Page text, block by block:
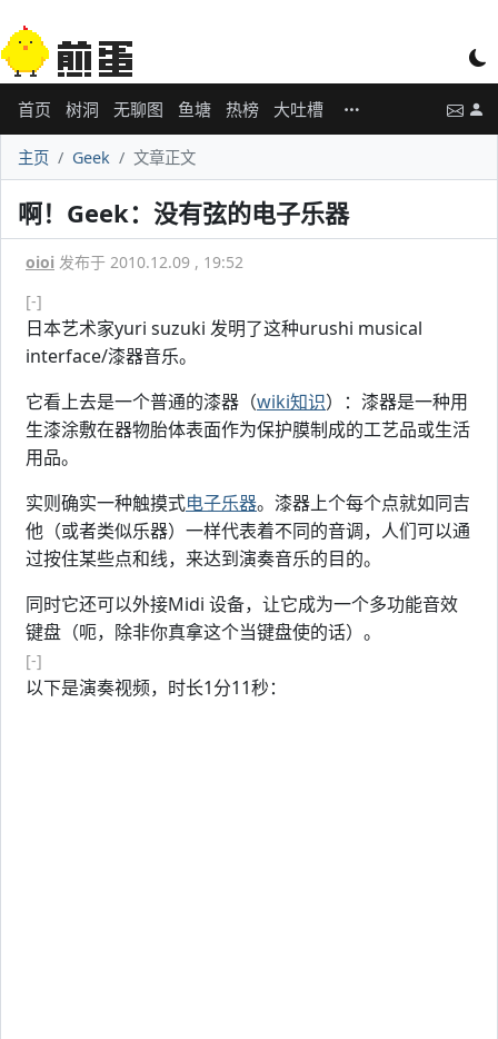
首页 树洞 无聊图 鱼塘 热榜 大吐槽
主页 Geek 文章正文
啊！Geek：没有弦的电子乐器
oioi 发布于 2010.12.09 , 19:52
[-]
日本艺术家yuri suzuki 发明了这种urushi musical
interface/漆器音乐。
它看上去是一个普通的漆器（wiki知识）：漆器是一种用
生漆涂敷在器物胎体表面作为保护膜制成的工艺品或生活
用品。
实则确实一种触摸式电子乐器。漆器上个每个点就如同吉
他（或者类似乐器）一样代表着不同的音调，人们可以通
过按住某些点和线，来达到演奏音乐的目的。
同时它还可以外接Midi 设备，让它成为一个多功能音效
键盘（呃，除非你真拿这个当键盘使的话）。
[-]
以下是演奏视频，时长1分11秒：